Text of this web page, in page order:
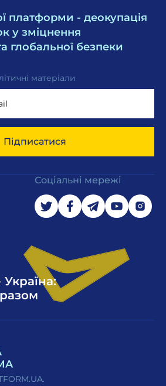
платформи - деокупація
у зміцнення
глобальної безпеки
матеріали
Підписатися
Соціальні мережі